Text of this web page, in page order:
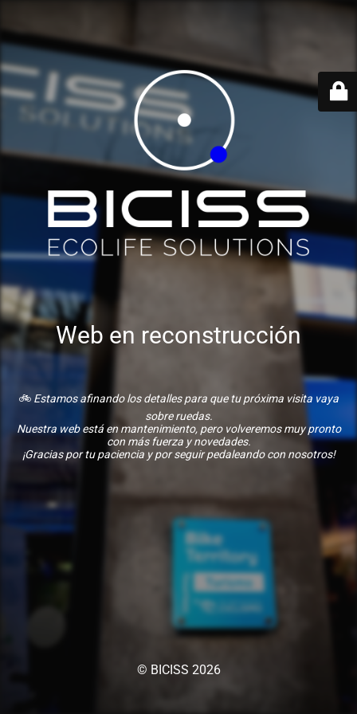
Web en reconstrucción
🚲 Estamos afinando los detalles para que tu próxima visita vaya
sobre ruedas.
Nuestra web está en mantenimiento, pero volveremos muy pronto
con más fuerza y novedades.
¡Gracias por tu paciencia y por seguir pedaleando con nosotros!
© BICISS 2026